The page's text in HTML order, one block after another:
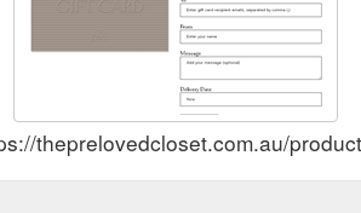
theprelovedcloset.com.au/